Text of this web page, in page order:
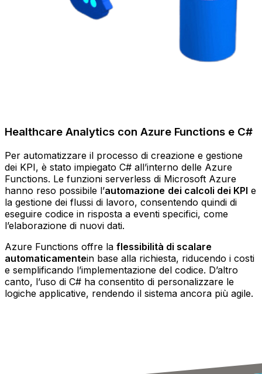
Healthcare Analytics con Azure Functions e C#
Per automatizzare il processo di creazione e gestione
dei KPI, è stato impiegato C# all’interno delle Azure
Functions. Le funzioni serverless di Microsoft Azure
hanno reso possibile l’automazione dei calcoli dei KPI e
la gestione dei flussi di lavoro, consentendo quindi di
eseguire codice in risposta a eventi specifici, come
l’elaborazione di nuovi dati.
Azure Functions offre la flessibilità di scalare
automaticamentein base alla richiesta, riducendo i costi
e semplificando l’implementazione del codice. D’altro
canto, l’uso di C# ha consentito di personalizzare le
logiche applicative, rendendo il sistema ancora più agile.